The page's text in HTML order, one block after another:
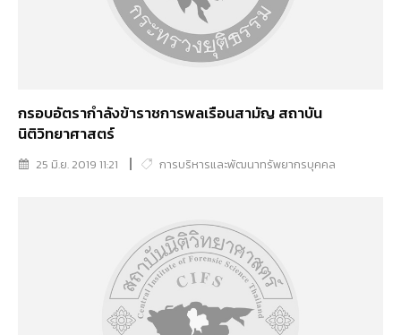
กรอบอัตรากำลังข้าราชการพลเรือนสามัญ สถาบัน
นิติวิทยาศาสตร์
25 มิ.ย. 2019 11:21 การบริหารและพัฒนาทรัพยากรบุคคล